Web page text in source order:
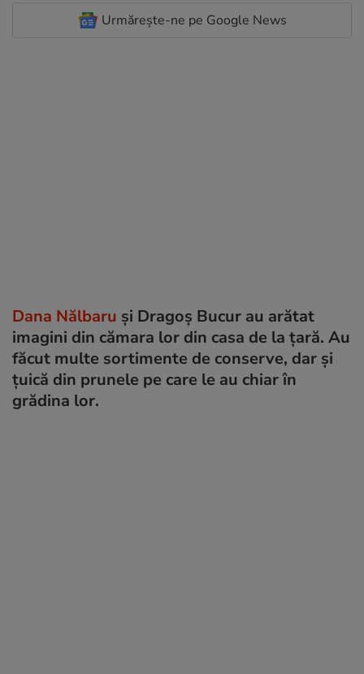
Urmărește-ne pe Google News
Dana Nălbaru și Dragoș Bucur au arătat
imagini din cămara lor din casa de la țară. Au
făcut multe sortimente de conserve, dar și
țuică din prunele pe care le au chiar în
grădina lor.